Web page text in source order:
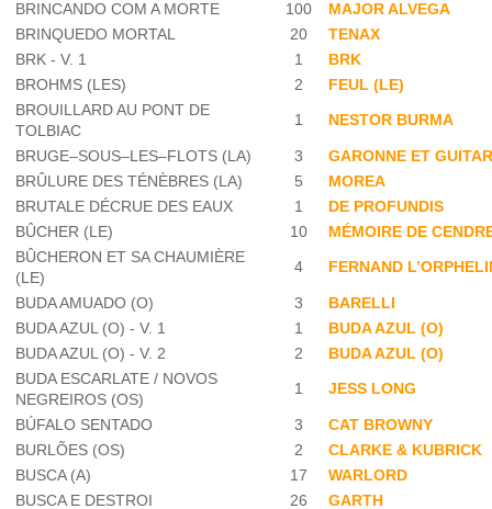
BRINCANDO COM A MORTE
100
MAJOR ALVEGA
BRINQUEDO MORTAL
20
TENAX
BRK - V. 1
1
BRK
BROHMS (LES)
2
FEUL (LE)
BROUILLARD AU PONT DE
TOLBIAC
1 NESTOR BURMA
BRUGE–SOUS–LES–FLOTS (LA) 3
GARONNE ET
BRÛLURE DES TÉNÈBRES (LA)
5
MOREA
BRUTALE DÉCRUE DES EAUX
1
DE PROFUNDIS
BÛCHER (LE)
10
MÉMOIRE DE
BÛCHERON ET SA CHAUMIÈRE
(LE)
4 FERNAND
BUDA AMUADO (O) 3
BARELLI
BUDA AZUL (O) - V. 1
1
BUDA AZUL (O)
BUDA AZUL (O) - V. 2
2
BUDA AZUL (O)
BUDA ESCARLATE / NOVOS
NEGREIROS (OS)
1 JESS LONG
BÚFALO SENTADO 3
CAT BROWNY
BURLÕES (OS)
2
CLARKE & KUBRICK
BUSCA (A)
17
WARLORD
BUSCA E DESTROI
26
GARTH